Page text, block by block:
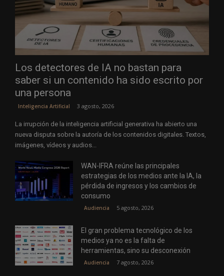
Los detectores de IA no bastan para
saber si un contenido ha sido escrito por
una persona
Inteligencia Artificial 3 agosto, 2026
La irrupción de la inteligencia artificial generativa ha abierto una
nueva disputa sobre la autoría de los contenidos digitales. Textos,
imágenes, vídeos y audios...
WAN-IFRA reúne las principales
estrategias de los medios ante la IA, la
pérdida de ingresos y los cambios de
consumo
Audiencia 5 agosto, 2026
El gran problema tecnológico de los
medios ya no es la falta de
herramientas, sino su desconexión
Audiencia 7 agosto, 2026